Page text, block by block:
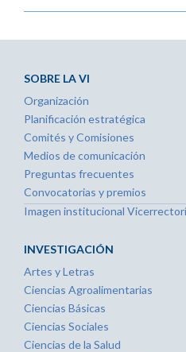
SOBRE LA VI
Organización
Planificación estratégica
Comités y Comisiones
Medios de comunicación
Preguntas frecuentes
Convocatorias y premios
Imagen institucional
INVESTIGACIÓN
Artes y Letras
Ciencias Agroalimentarias
Ciencias Básicas
Ciencias Sociales
Ciencias de la Salud